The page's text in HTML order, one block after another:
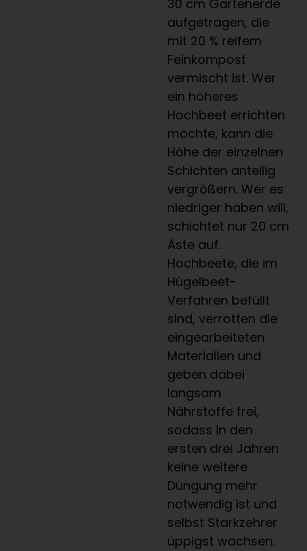
30 cm Gartenerde
aufgetragen, die
mit 20 % reifem
Feinkompost
vermischt ist. Wer
ein höheres
Hochbeet errichten
möchte, kann die
Höhe der einzelnen
Schichten anteilig
vergrößern. Wer es
niedriger haben will,
schichtet nur 20 cm
Äste auf.
Hochbeete, die im
Hügelbeet-
Verfahren befüllt
sind, verrotten die
eingearbeiteten
Materialien und
geben dabei
langsam
Nährstoffe frei,
sodass in den
ersten drei Jahren
keine weitere
Düngung mehr
notwendig ist und
selbst Starkzehrer
üppigst wachsen.